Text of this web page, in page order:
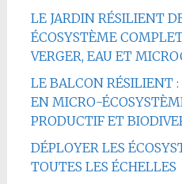
LE JARDIN RÉSILIENT
ÉCOSYSTÈME
VERGER, EAU ET
LE BALCON RÉSILIENT
EN MICRO-
PRODUCTIF ET
DÉPLOYER LES
TOUTES LES ÉCHELLES